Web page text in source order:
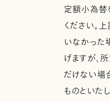
定額小為替
ください。
いなかった
げますが、
だけない場
ものといた